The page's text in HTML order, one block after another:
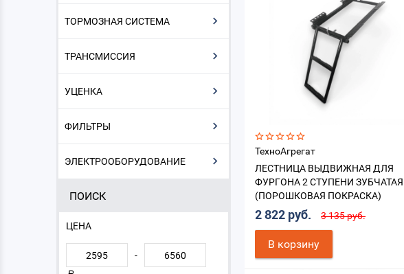
ТОРМОЗНАЯ СИСТЕМА
ТРАНСМИССИЯ
УЦЕНКА
ФИЛЬТРЫ
ЭЛЕКТРООБОРУДОВАНИЕ
ПОИСК
ЦЕНА
-
ТехноАгрегат
ЛЕСТНИЦА ВЫДВИЖНАЯ ДЛЯ
ФУРГОНА 2 СТУПЕНИ ЗУБЧАТАЯ
(ПОРОШКОВАЯ ПОКРАСКА)
ЦВ.ЧЕРНЫЙ
2 822 руб. 3 135 руб.
В корзину